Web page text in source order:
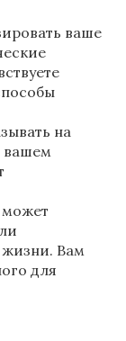
ваше
на
вашем
может
жизни. Вам
для